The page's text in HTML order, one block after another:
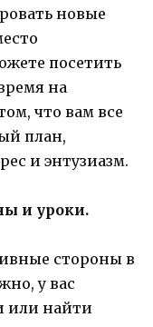
новые
посетить
на
что вам все
план,
и энтузиазм.
и уроки.
стороны в
у вас
или найти